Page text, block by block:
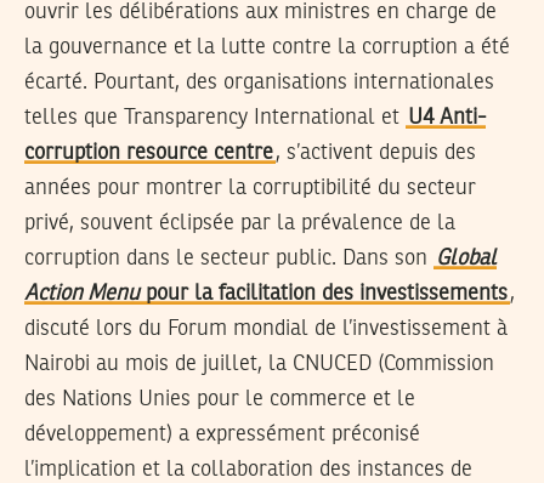
ouvrir les délibérations aux ministres en charge de
la gouvernance et la lutte contre la corruption a été
écarté. Pourtant, des organisations internationales
telles que Transparency International et U4 Anti-
corruption resource centre, s’activent depuis des
années pour montrer la corruptibilité du secteur
privé, souvent éclipsée par la prévalence de la
corruption dans le secteur public. Dans son Global
Action Menupour la facilitation des investissements,
discuté lors du Forum mondial de l’investissement à
Nairobi au mois de juillet, la CNUCED (Commission
des Nations Unies pour le commerce et le
développement) a expressément préconisé
l’implication et la collaboration des instances de